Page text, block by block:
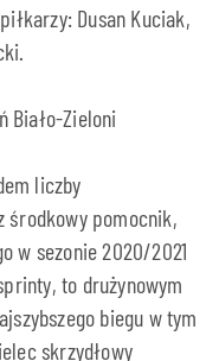
Dusan Kuciak,
Biało-Zieloni
liczby
środkowy pomocnik,
w sezonie 2020/2021
to drużynowym
biegu w tym
skrzydłowy